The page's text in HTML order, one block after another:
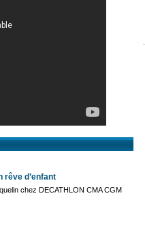
rêve d’enfant
chez DECATHLON CMA CGM